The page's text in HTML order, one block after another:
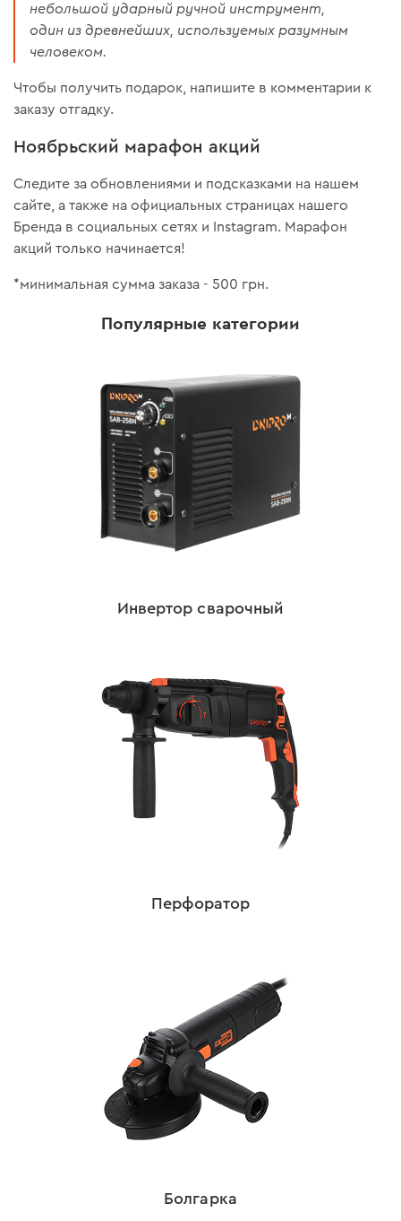
небольшой ударный ручной инструмент,
один из древнейших, используемых разумным
человеком.
Чтобы получить подарок, напишите в комментарии к
заказу отгадку.
Ноябрьский марафон акций
Следите за обновлениями и подсказками на нашем
сайте, а также на официальных страницах нашего
Бренда в социальных сетях и Instagram. Марафон
акций только начинается!
*минимальная сумма заказа - 500 грн.
Популярные категории
Инвертор сварочный
Перфоратор
Болгарка